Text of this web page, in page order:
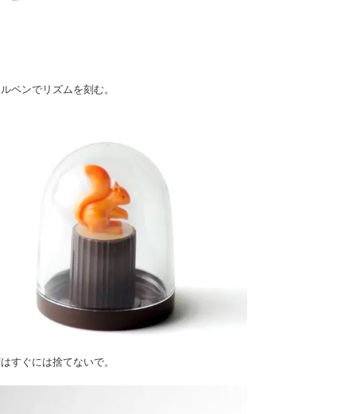
ペンでリズムを刻む。
すぐには捨てないで。